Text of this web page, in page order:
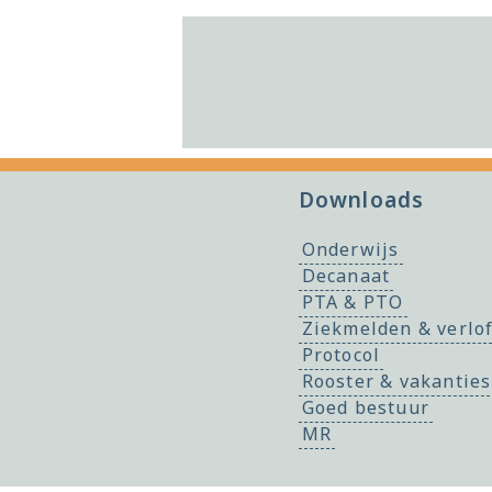
Downloads
Onderwijs
Decanaat
PTA & PTO
Ziekmelden & verlof
Protocol
Rooster & vakanties
Goed bestuur
MR